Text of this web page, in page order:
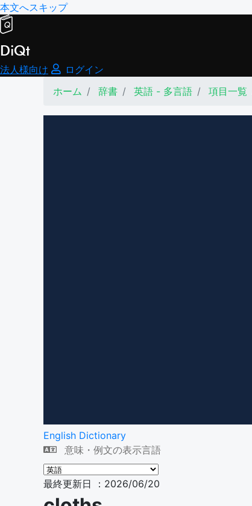
本文へスキップ
DiQt
法人様向け
ログイン
ホーム
辞書 英語 - 多言語 項目一覧
English Dictionary
意味・例文の表示言語
最終更新日 ：2026/06/20